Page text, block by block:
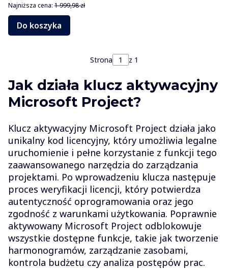
Najniższa cena: 1 999,98 zł
Do koszyka
Strona z 1
Jak działa klucz aktywacyjny
Microsoft Project?
Klucz aktywacyjny Microsoft Project działa jako
unikalny kod licencyjny, który umożliwia legalne
uruchomienie i pełne korzystanie z funkcji tego
zaawansowanego narzędzia do zarządzania
projektami. Po wprowadzeniu klucza następuje
proces weryfikacji licencji, który potwierdza
autentyczność oprogramowania oraz jego
zgodność z warunkami użytkowania. Poprawnie
aktywowany Microsoft Project odblokowuje
wszystkie dostępne funkcje, takie jak tworzenie
harmonogramów, zarządzanie zasobami,
kontrola budżetu czy analiza postępów prac.